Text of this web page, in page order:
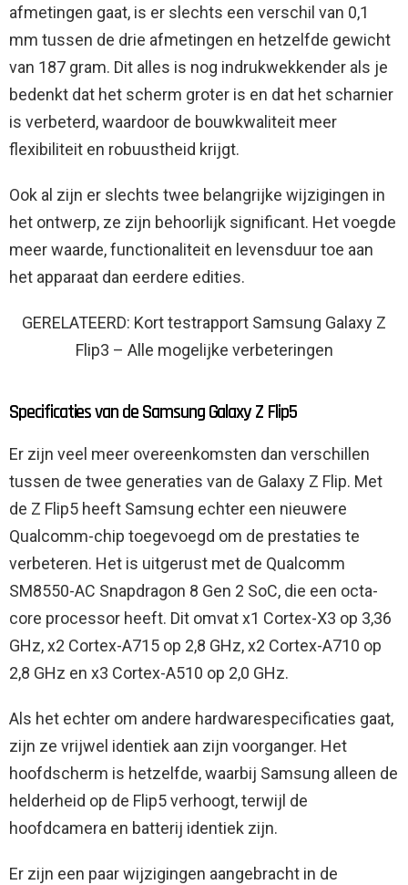
afmetingen gaat, is er slechts een verschil van 0,1
mm tussen de drie afmetingen en hetzelfde gewicht
van 187 gram. Dit alles is nog indrukwekkender als je
bedenkt dat het scherm groter is en dat het scharnier
is verbeterd, waardoor de bouwkwaliteit meer
flexibiliteit en robuustheid krijgt.
Ook al zijn er slechts twee belangrijke wijzigingen in
het ontwerp, ze zijn behoorlijk significant. Het voegde
meer waarde, functionaliteit en levensduur toe aan
het apparaat dan eerdere edities.
GERELATEERD: Kort testrapport Samsung Galaxy Z
Flip3 – Alle mogelijke verbeteringen
Specificaties van de Samsung Galaxy Z Flip5
Er zijn veel meer overeenkomsten dan verschillen
tussen de twee generaties van de Galaxy Z Flip. Met
de Z Flip5 heeft Samsung echter een nieuwere
Qualcomm-chip toegevoegd om de prestaties te
verbeteren. Het is uitgerust met de Qualcomm
SM8550-AC Snapdragon 8 Gen 2 SoC, die een octa-
core processor heeft. Dit omvat x1 Cortex-X3 op 3,36
GHz, x2 Cortex-A715 op 2,8 GHz, x2 Cortex-A710 op
2,8 GHz en x3 Cortex-A510 op 2,0 GHz.
Als het echter om andere hardwarespecificaties gaat,
zijn ze vrijwel identiek aan zijn voorganger. Het
hoofdscherm is hetzelfde, waarbij Samsung alleen de
helderheid op de Flip5 verhoogt, terwijl de
hoofdcamera en batterij identiek zijn.
Er zijn een paar wijzigingen aangebracht in de